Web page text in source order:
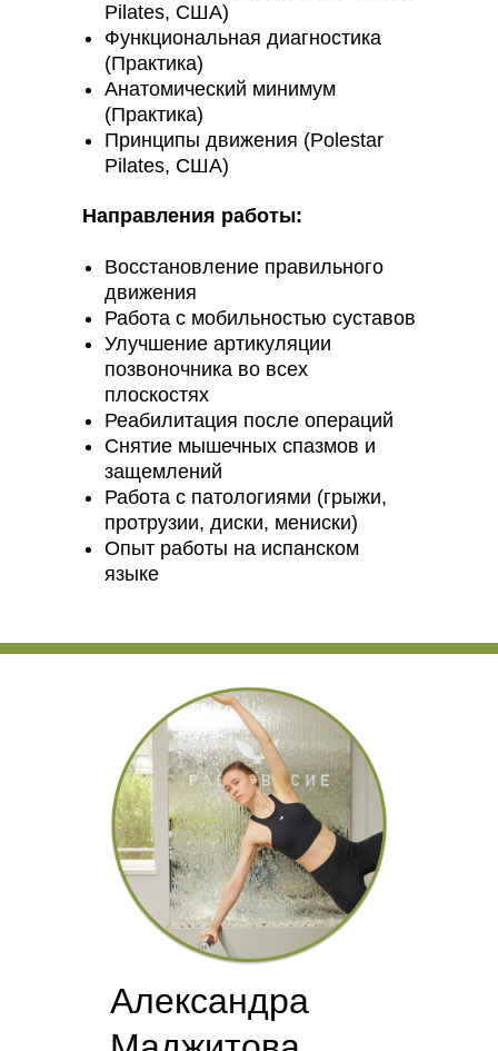
Направления работы:
Восстановление правильного
движения
Работа с мобильностью суставов
Улучшение артикуляции
позвоночника во всех
плоскостях
Реабилитация после операций
Снятие мышечных спазмов и
защемлений
Работа с патологиями (грыжи,
протрузии, диски, мениски)
Опыт работы на испанском
языке
Pilates, США)
Функциональная диагностика
(Практика)
Анатомический минимум
(Практика)
Принципы движения (Polestar
Pilates, США)
Александра